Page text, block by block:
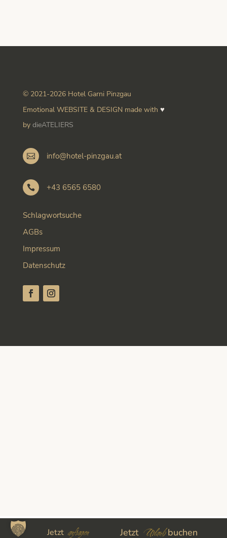
Jetztanfragen JetztUrlaubbuchen
© 2021-2026 Hotel Garni Pinzgau
Emotional WEBSITE & DESIGN made with ♥
by dieATELIERS
 info@hotel-pinzgau.at
 +43 6565 6580
Schlagwortsuche
AGBs
Impressum
Datenschutz